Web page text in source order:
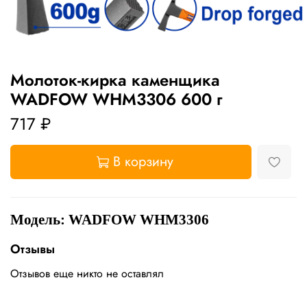
Молоток-кирка каменщика
WADFOW WHM3306 600 г
717 ₽
В корзину
Модель: WADFOW WHM3306
Отзывы
Отзывов еще никто не оставлял